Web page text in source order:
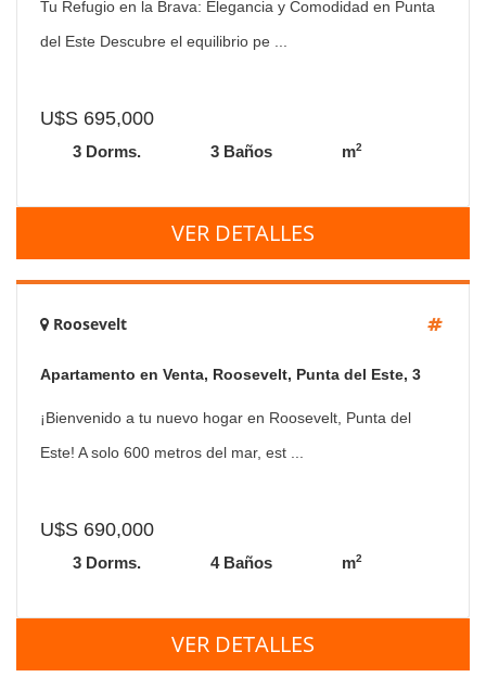
Tu Refugio en la Brava: Elegancia y Comodidad en Punta
del Este Descubre el equilibrio pe ...
U$S 695,000
3 Dorms. 3 Baños m2
VER DETALLES
Roosevelt
Apartamento en Venta, Roosevelt, Punta del Este, 3
Dormitorios.
¡Bienvenido a tu nuevo hogar en Roosevelt, Punta del
Este! A solo 600 metros del mar, est ...
U$S 690,000
3 Dorms. 4 Baños m2
VER DETALLES